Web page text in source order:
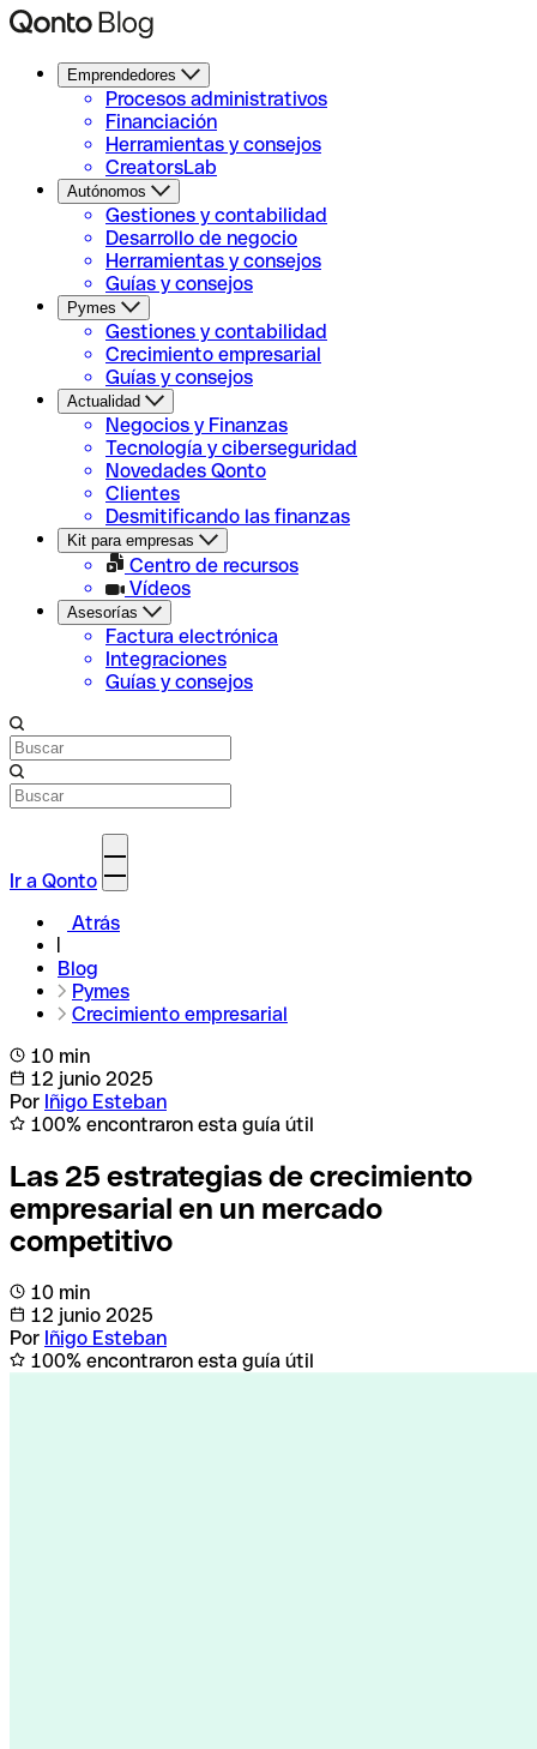
Emprendedores
Procesos administrativos
Financiación
Herramientas y consejos
CreatorsLab
Autónomos
Gestiones y contabilidad
Desarrollo de negocio
Herramientas y consejos
Guías y consejos
Pymes
Gestiones y contabilidad
Crecimiento empresarial
Guías y consejos
Actualidad
Negocios y Finanzas
Tecnología y ciberseguridad
Novedades Qonto
Clientes
Desmitificando las finanzas
Kit para empresas
Centro de recursos
Vídeos
Asesorías
Factura electrónica
Integraciones
Guías y consejos
Ir a Qonto
Atrás
Blog
Pymes
Crecimiento empresarial
10 min
12 junio 2025
Por Iñigo Esteban
100% encontraron esta guía útil
Las 25 estrategias de crecimiento
empresarial en un mercado
competitivo
10 min
12 junio 2025
Por Iñigo Esteban
100% encontraron esta guía útil